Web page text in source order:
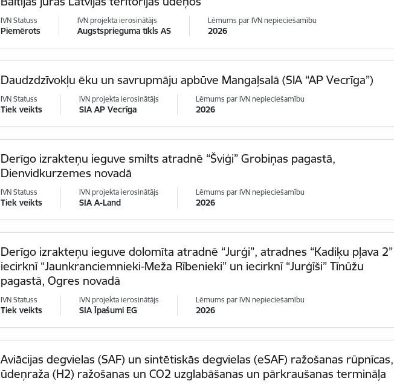
IVN Statuss
Piemērots
IVN projekta ierosinātājs
Augstsprieguma tīkls AS
Lēmums par IVN nepieciešamību
2026
Daudzdzīvokļu ēku un savrupmāju apbūve Mangaļsalā (SIA “AP Vecrīga”)
IVN Statuss
Tiek veikts
IVN projekta ierosinātājs
SIA AP Vecrīga
Lēmums par IVN nepieciešamību
2026
Derīgo izrakteņu ieguve smilts atradnē “Šviģi” Grobiņas pagastā,
Dienvidkurzemes novadā
IVN Statuss
Tiek veikts
IVN projekta ierosinātājs
SIA A-Land
Lēmums par IVN nepieciešamību
2026
Derīgo izrakteņu ieguve dolomīta atradnē “Jurģi”, atradnes “Kadiķu pļava 2”
iecirknī “Jaunkranciemnieki-Meža Rībenieki” un iecirknī “Jurģīši” Tīnūžu
pagastā, Ogres novadā
IVN Statuss
Tiek veikts
IVN projekta ierosinātājs
SIA Īpašumi EG
Lēmums par IVN nepieciešamību
2026
Aviācijas degvielas (SAF) un sintētiskās degvielas (eSAF) ražošanas rūpnīcas,
ūdeņraža (H2) ražošanas un CO2 uzglabāšanas un pārkraušanas termināļa